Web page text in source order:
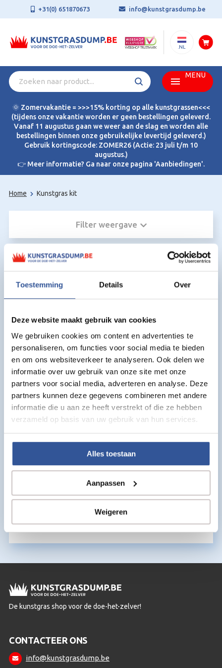
Toestemming Details Over
Deze website maakt gebruik van cookies
We gebruiken cookies om content en advertenties te
personaliseren, om functies voor social media te bieden
en om ons websiteverkeer te analyseren. Ook delen we
informatie over uw gebruik van onze site met onze
partners voor social media, adverteren en analyse. Deze
partners kunnen deze gegevens combineren met andere
informatie die u aan ze heeft verstrekt of die ze hebben
verzameld op basis van uw gebruik van hun services.
Alles toestaan
Aanpassen
Weigeren
+31(0) 651870673 info@kunstgrasdump.be
.NL
MENU
🌞 Zomervakantie = >>>15% korting op alle kunstgrassen<<<
(tijdens onze vakantie worden er geen bestellingen geleverd.
Vanaf 11 augustus gaan we weer aan de slag en worden alle
bestellingen binnen onze gebruikelijke levertijd geleverd.)
Gebruik kortingscode: ZOMER26 (Actie: 23 juli t/m 10
augustus.)
👉 Meer informatie? Ga naar onze pagina 'Aanbiedingen'.
Home Kunstgras kit
Filter weergave
Kunstgras kit:
Kunstgras kit
De kunstgras shop voor de doe-het-zelver!
CONTACTEER ONS
info@kunstgrasdump.be